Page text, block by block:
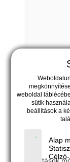
weboldal
sütik
beállítások a
Alap